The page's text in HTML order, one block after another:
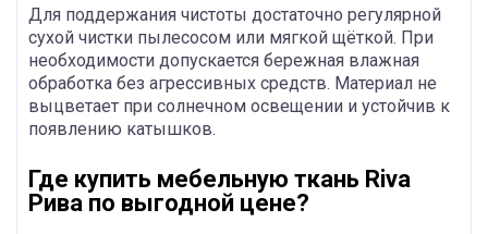
Для поддержания чистоты достаточно регулярной
сухой чистки пылесосом или мягкой щёткой. При
необходимости допускается бережная влажная
обработка без агрессивных средств. Материал не
выцветает при солнечном освещении и устойчив к
появлению катышков.
Где купить мебельную ткань Riva
Рива по выгодной цене?